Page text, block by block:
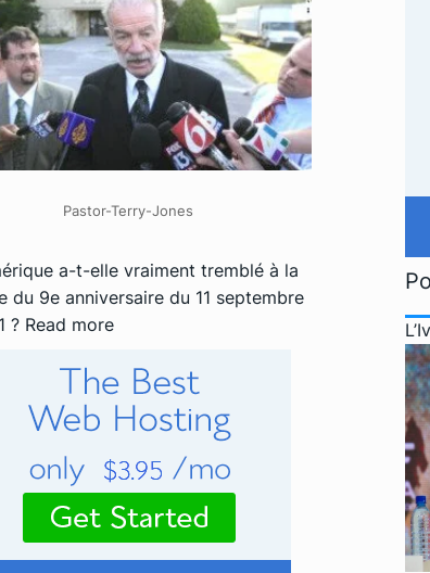
Pastor-Terry-Jones
a-t-elle vraiment tremblé à la
du 9e anniversaire du 11 septembre
? Read more